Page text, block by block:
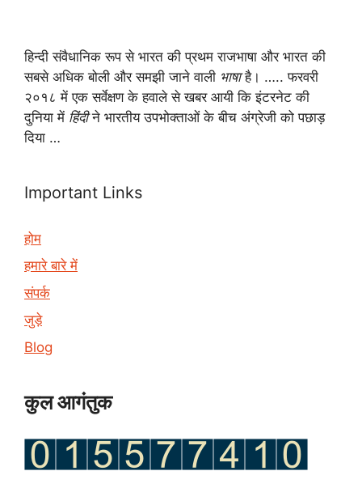
हिन्दी संवैधानिक रूप से भारत की प्रथम राजभाषा और भारत की
सबसे अधिक बोली और समझी जाने वाली भाषाहै। ….. फरवरी
२०१८ में एक सर्वेक्षण के हवाले से खबर आयी कि इंटरनेट की
दुनिया में हिंदीने भारतीय उपभोक्ताओं के बीच अंग्रेजी को पछाड़
दिया …
Important Links
होम
हमारे बारे में
संपर्क
जुड़े
Blog
कुल आगंतुक